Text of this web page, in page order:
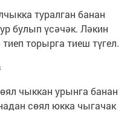
туралган банан
булып үсәчәк. Ләкин
торырга тиеш түгел.
чыккан урынга банан
сөял юкка чыгачак